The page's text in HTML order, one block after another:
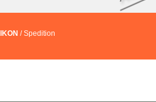
/ Spedition